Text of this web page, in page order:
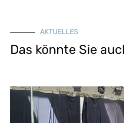
AKTUELLES
Das könnte Sie